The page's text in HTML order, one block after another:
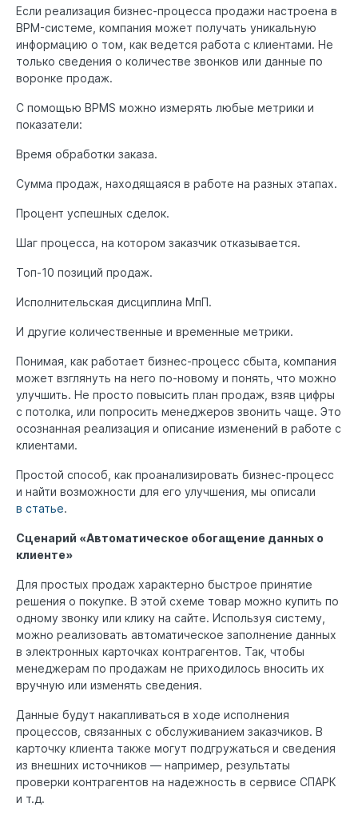
Если реализация бизнес-процесса продажи настроена в
BPM-системе, компания может получать уникальную
информацию о том, как ведется работа с клиентами. Не
только сведения о количестве звонков или данные по
воронке продаж.
С помощью BPMS можно измерять любые метрики и
показатели:
Время обработки заказа.
Сумма продаж, находящаяся в работе на разных этапах.
Процент успешных сделок.
Шаг процесса, на котором заказчик отказывается.
Топ-10 позиций продаж.
Исполнительская дисциплина МпП.
И другие количественные и временные метрики.
Понимая, как работает бизнес-процесс сбыта, компания
может взглянуть на него по-новому и понять, что можно
улучшить. Не просто повысить план продаж, взяв цифры
с потолка, или попросить менеджеров звонить чаще. Это
осознанная реализация и описание изменений в работе с
клиентами.
Простой способ, как проанализировать бизнес-процесс
и найти возможности для его улучшения, мы описали
в статье.
Сценарий «Автоматическое обогащение данных о
клиенте»
Для простых продаж характерно быстрое принятие
решения о покупке. В этой схеме товар можно купить по
одному звонку или клику на сайте. Используя систему,
можно реализовать автоматическое заполнение данных
в электронных карточках контрагентов. Так, чтобы
менеджерам по продажам не приходилось вносить их
вручную или изменять сведения.
Данные будут накапливаться в ходе исполнения
процессов, связанных с обслуживанием заказчиков. В
карточку клиента также могут подгружаться и сведения
из внешних источников — например, результаты
проверки контрагентов на надежность в сервисе СПАРК
и т.д.